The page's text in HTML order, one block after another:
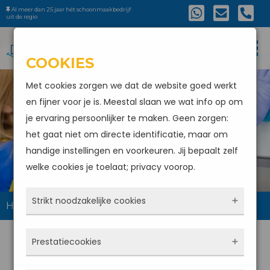
Al meer dan 25 jaar hét schoonmaakbedrijf
uit de regio
SCHOONMAAKBEDRIJF
WESTMAAS
Home Schoonmaakbedrijf Westmaas
COOKIES
Met cookies zorgen we dat de website goed werkt
en fijner voor je is. Meestal slaan we wat info op om
je ervaring persoonlijker te maken. Geen zorgen:
het gaat niet om directe identificatie, maar om
handige instellingen en voorkeuren. Jij bepaalt zelf
welke cookies je toelaat; privacy voorop.
Strikt noodzakelijke cookies
Prestatiecookies